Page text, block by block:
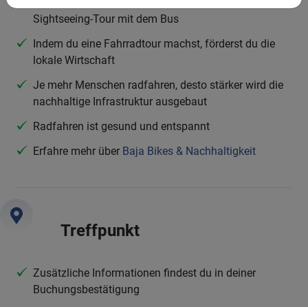
Sightseeing-Tour mit dem Bus
Indem du eine Fahrradtour machst, förderst du die
lokale Wirtschaft
Je mehr Menschen radfahren, desto stärker wird die
nachhaltige Infrastruktur ausgebaut
Radfahren ist gesund und entspannt
Erfahre mehr über Baja Bikes & Nachhaltigkeit
Treffpunkt
Zusätzliche Informationen findest du in deiner
Buchungsbestätigung